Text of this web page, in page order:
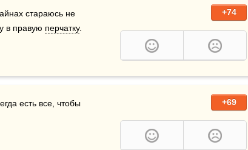
+74
стараюсь не
в правую перчатку.
+69
есть все, чтобы